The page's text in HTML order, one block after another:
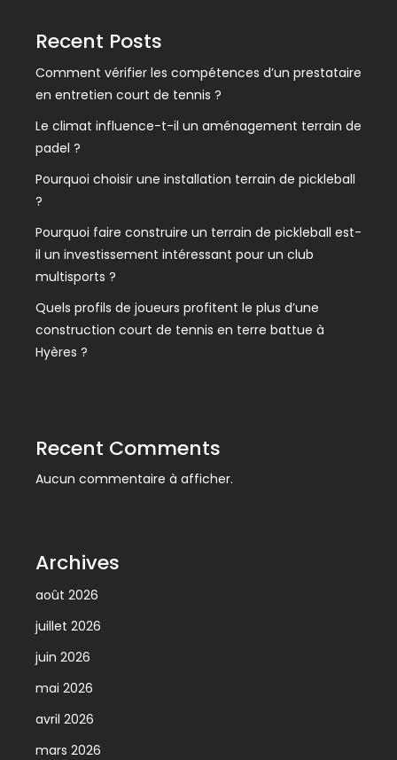
Recent Posts
Comment vérifier les compétences d’un prestataire
en entretien court de tennis ?
Le climat influence-t-il un aménagement terrain de
padel ?
Pourquoi choisir une installation terrain de pickleball
?
Pourquoi faire construire un terrain de pickleball est-
il un investissement intéressant pour un club
multisports ?
Quels profils de joueurs profitent le plus d’une
construction court de tennis en terre battue à
Hyères ?
Recent Comments
Aucun commentaire à afficher.
Archives
août 2026
juillet 2026
juin 2026
mai 2026
avril 2026
mars 2026